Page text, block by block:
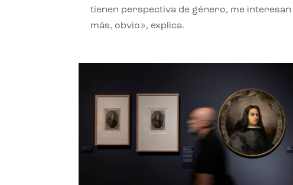
tienen perspectiva de género, me interesan
más, obvio», explica.